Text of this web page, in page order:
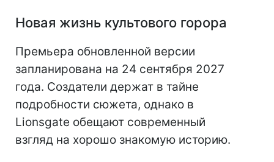
Новая жизнь культового горора
Премьера обновленной версии
запланирована на 24 сентября 2027
года. Создатели держат в тайне
подробности сюжета, однако в
Lionsgate обещают современный
взгляд на хорошо знакомую историю.